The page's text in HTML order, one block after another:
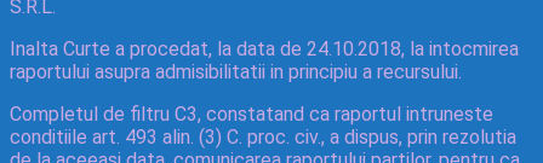
S.R.L.
Inalta Curte a procedat, la data de 24.10.2018, la intocmirea
raportului asupra admisibilitatii in principiu a recursului.
Completul de filtru C3, constatand ca raportul intruneste
conditiile art. 493 alin. (3) C. proc. civ., a dispus, prin rezolutia